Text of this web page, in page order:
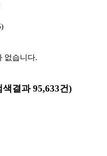
없습니다.
색결과 95,633건)